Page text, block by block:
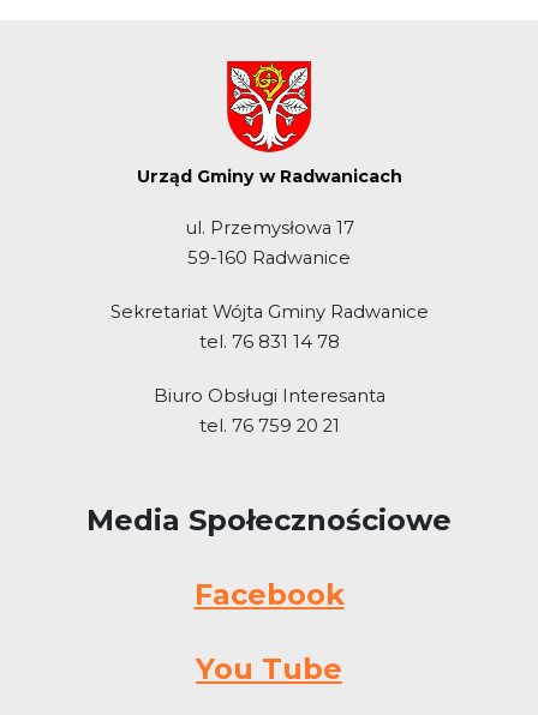
Urząd Gminy w Radwanicach
ul. Przemysłowa 17
59-160 Radwanice
Sekretariat Wójta Gminy Radwanice
tel. 76 831 14 78
Biuro Obsługi Interesanta
tel. 76 759 20 21
Media Społecznościowe
Facebook
You Tube